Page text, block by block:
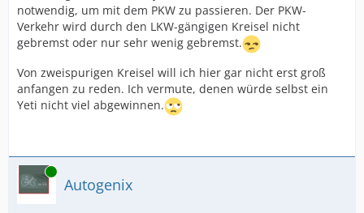
notwendig, um mit dem PKW zu passieren. Der PKW-
Verkehr wird durch den LKW-gängigen Kreisel nicht
gebremst oder nur sehr wenig gebremst.
Von zweispurigen Kreisel will ich hier gar nicht erst groß
anfangen zu reden. Ich vermute, denen würde selbst ein
Yeti nicht viel abgewinnen.
Online
Autogenix